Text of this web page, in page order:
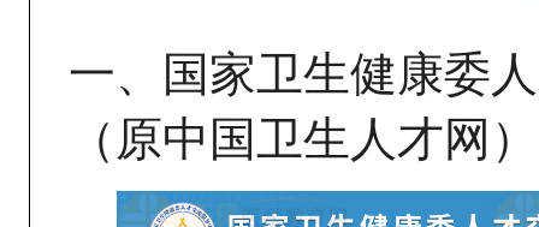
一、国家卫生健康委
（原中国卫生人才网